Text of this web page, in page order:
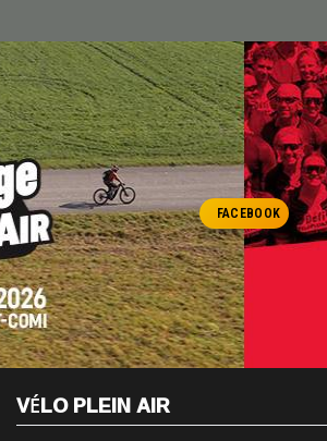
FACEBOOK
VÉLO PLEIN AIR